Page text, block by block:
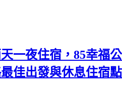
一夜住宿，85幸福
佳出發與休息住宿點